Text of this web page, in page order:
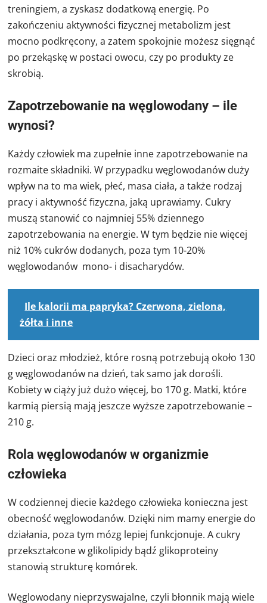
treningiem, a zyskasz dodatkową energię. Po
zakończeniu aktywności fizycznej metabolizm jest
mocno podkręcony, a zatem spokojnie możesz sięgnąć
po przekąskę w postaci owocu, czy po produkty ze
skrobią.
Zapotrzebowanie na węglowodany – ile
wynosi?
Każdy człowiek ma zupełnie inne zapotrzebowanie na
rozmaite składniki. W przypadku węglowodanów duży
wpływ na to ma wiek, płeć, masa ciała, a także rodzaj
pracy i aktywność fizyczna, jaką uprawiamy. Cukry
muszą stanowić co najmniej 55% dziennego
zapotrzebowania na energie. W tym będzie nie więcej
niż 10% cukrów dodanych, poza tym 10-20%
węglowodanów mono- i disacharydów.
Ile kalorii ma papryka? Czerwona, zielona,
żółta i inne
Dzieci oraz młodzież, które rosną potrzebują około 130
g węglowodanów na dzień, tak samo jak dorośli.
Kobiety w ciąży już dużo więcej, bo 170 g. Matki, które
karmią piersią mają jeszcze wyższe zapotrzebowanie –
210 g.
Rola węglowodanów w organizmie
człowieka
W codziennej diecie każdego człowieka konieczna jest
obecność węglowodanów. Dzięki nim mamy energie do
działania, poza tym mózg lepiej funkcjonuje. A cukry
przekształcone w glikolipidy bądź glikoproteiny
stanowią strukturę komórek.
Węglowodany nieprzyswajalne, czyli błonnik mają wiele